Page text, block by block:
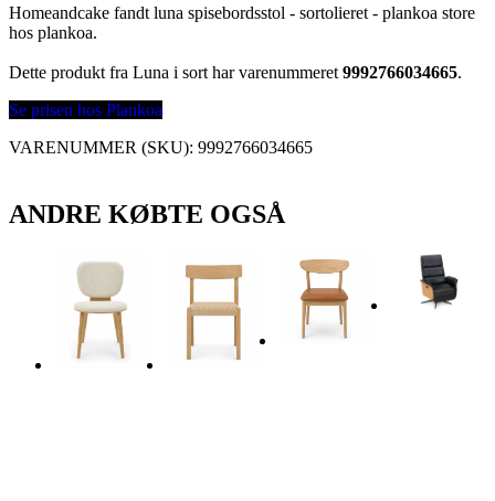
Homeandcake fandt luna spisebordsstol - sortolieret - plankoa store
hos plankoa.
Dette produkt fra Luna i sort har varenummeret 9992766034665.
Se prisen hos Plankoa
VARENUMMER (SKU): 9992766034665
ANDRE KØBTE OGSÅ